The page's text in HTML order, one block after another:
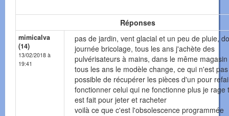
Réponses
mimicalva
(14)
13/02/2018 à
19:41
pas de jardin, vent glacial et un peu de pluie,
journée bricolage, tous les ans j'achète des
pulvérisateurs à mains, dans le même
tous les ans le modèle change, ce qui n'est pas
possible de récupérer les pièces d'un pour
fonctionner celui qui ne fonctionne plus je rage
est fait pour jeter et racheter
voilà ce que c'est l'obsolescence programmée